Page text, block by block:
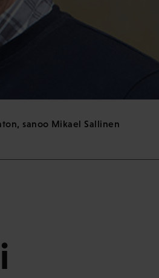
sanoo Mikael Sallinen